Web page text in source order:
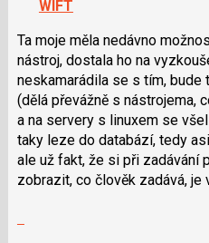
lze
použít
i
klávesy
N
pro
následující
a
P
WIFT
Ta moje měla nedávno
nástroj, dostala ho na
neskamarádila se s tím, bude
(dělá převážně s nástrojema,
a na servery s linuxem se
taky leze do databází, tedy
ale už fakt, že si při zadávání
zobrazit, co člověk zadává, je